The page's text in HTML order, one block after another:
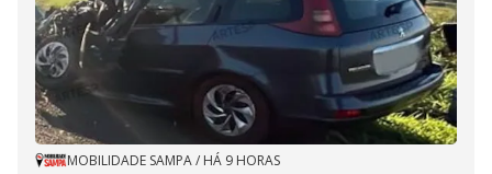
MOBILIDADE SAMPA/ HÁ 9 HORAS